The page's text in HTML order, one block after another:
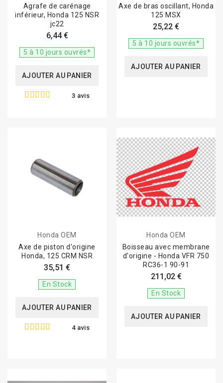
Agrafe de carénage
inférieur, Honda 125 NSR
jc22
6,44 €
5 à 10 jours ouvrés*
AJOUTER AU PANIER
3 avis
Axe de bras oscillant, Honda
125 MSX
25,22 €
5 à 10 jours ouvrés*
AJOUTER AU PANIER
Honda OEM
Axe de piston d'origine
Honda, 125 CRM NSR
35,51 €
En Stock
AJOUTER AU PANIER
4 avis
Honda OEM
Boisseau avec membrane
d'origine - Honda VFR 750
RC36-1 90-91
211,02 €
En Stock
AJOUTER AU PANIER